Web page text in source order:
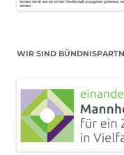
WIR SIND